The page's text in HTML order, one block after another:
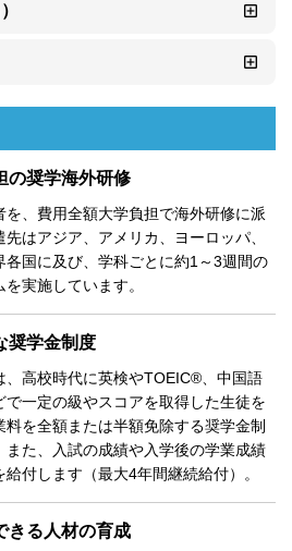
の奨学海外研修
を、費用全額大学負担で海外研修に派
はアジア、アメリカ、ヨーロッパ、
各国に及び、学科ごとに約1～3週間の
実施しています。
奨学金制度
、高校時代に英検やTOEIC®、中国語
で一定の級やスコアを取得した生徒を
を全額または半額免除する奨学金制
また、入試の成績や入学後の学業成績
付します（最大4年間継続給付）。
きる人材の育成